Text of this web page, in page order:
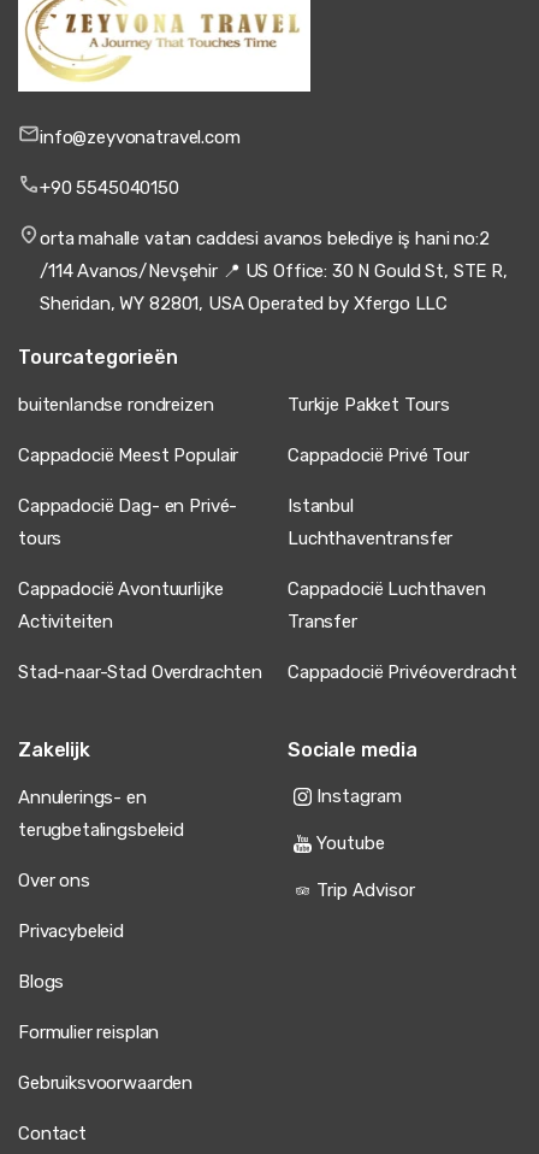
info@zeyvonatravel.com
+90 5545040150
orta mahalle vatan caddesi avanos belediye iş hani no:2
/114 Avanos/Nevşehir 📍 US Office: 30 N Gould St, STE R,
Sheridan, WY 82801, USA Operated by Xfergo LLC
Tourcategorieën
buitenlandse rondreizen Turkije Pakket Tours
Cappadocië Meest Populair Cappadocië Privé Tour
Cappadocië Dag- en Privé-
tours
Istanbul
Luchthaventransfer
Cappadocië Avontuurlijke
Activiteiten
Cappadocië Luchthaven
Transfer
Stad-naar-Stad Overdrachten Cappadocië Privéoverdracht
Zakelijk
Annulerings- en
terugbetalingsbeleid
Over ons
Privacybeleid
Blogs
Formulier reisplan
Gebruiksvoorwaarden
Contact
Sociale media
Instagram
Youtube
Trip Advisor